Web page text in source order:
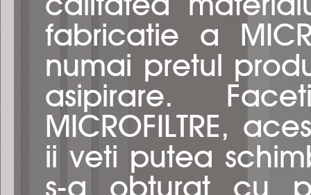
calitatea
fabricatie a
numai pretul
asipirare.
MICROFILTRE,
ii veti putea
s-a obturat cu